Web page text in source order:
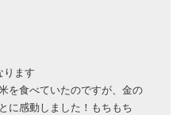
ります
を食べていたのですが、金の
に感動しました！もちもち